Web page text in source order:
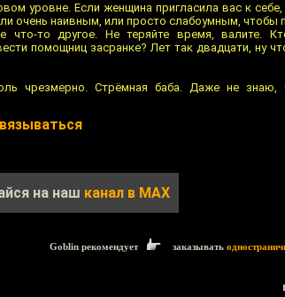
уровне. Если женщина пригласила вас к себе,
очень наивным, или просто слабоумным, чтобы
то другое. Не теряйте время, валите.
помощниц засранке? Лет так двадцати, ну
чрезмерно. Стрёмная баба. Даже не знаю,
на наш канал в MAX
Goblin рекомендует заказывать